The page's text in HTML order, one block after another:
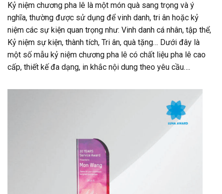
Kỷ niệm chương pha lê là một món quà sang trọng và ý
nghĩa, thường được sử dụng để vinh danh, tri ân hoặc kỷ
niệm các sự kiện quan trọng như: Vinh danh cá nhân, tập thể,
Kỷ niệm sự kiện, thành tích, Tri ân, quà tặng… Dưới đây là
một số mẫu kỷ niệm chương pha lê có chất liệu pha lê cao
cấp, thiết kế đa dạng, in khắc nội dung theo yêu cầu….